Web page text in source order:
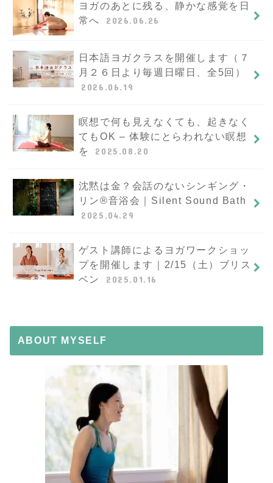
ヨガのあとに残る、静かな感覚を日
常へ
2026.06.26
日本語ヨガクラスを開催します（７
月２６日より毎週日曜日、全5回）
2026.06.19
瞑想で何も見えなくても、起きなく
てもOK – 体験にとらわれない瞑想
を
2025.08.20
沈黙は金？会話のないシンギング・
リン®︎音浴会｜Silent Sound Bath
2025.04.29
ゲスト講師によるヨガワークショッ
プを開催します｜2/15（土）ブリス
ベン
2025.01.16
ABOUT MYSELF